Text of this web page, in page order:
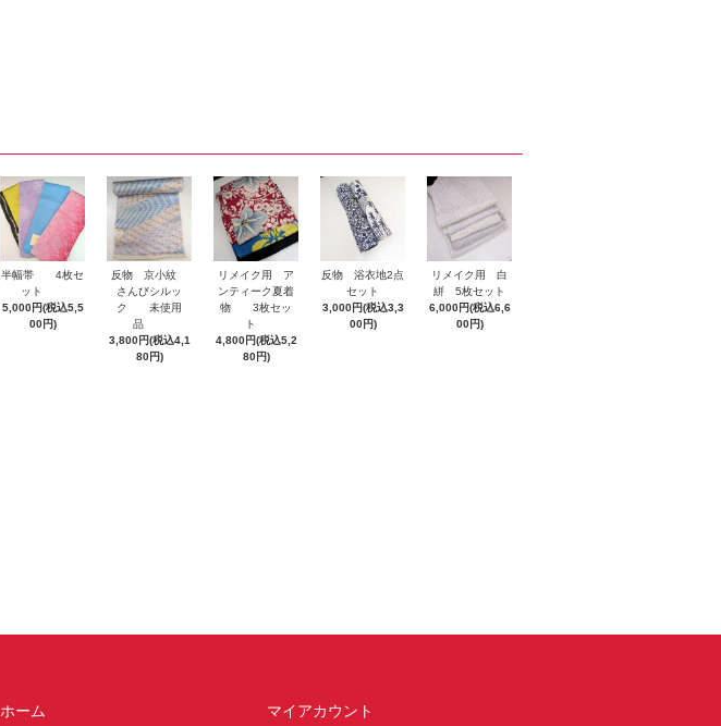
半幅帯 4枚セ
ット
5,000円(税込5,5
00円)
反物 京小紋
さんびシルッ
ク 未使用
品
3,800円(税込4,1
80円)
リメイク用 ア
ンティーク夏着
物 3枚セッ
ト
4,800円(税込5,2
80円)
反物 浴衣地2点
セット
3,000円(税込3,3
00円)
リメイク用 白
絣 5枚セット
6,000円(税込6,6
00円)
ホーム マイアカウント